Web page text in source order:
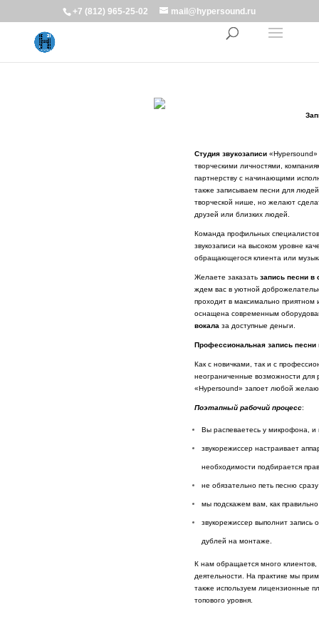
+7 (812) 965-25-02 mail@hypersound.ru
Студия звукозаписи
творческими личностями,
партнерству с начинающими
также записываем песни для
творческой нише, но желают
друзей или близких людей.
Команда профильных
звукозаписи на высоком уровне
обращающегося клиента или
Желаете заказать запись песни в
ждем вас в уютной
проходит в максимально приятном
оснащена современным
вокала за доступные деньги.
Профессиональная запись
Как с новичками, так и с
неограниченные возможности для
«Hypersound» запоет любой
Поэтапный рабочий процесс:
Вы распеваетесь у микрофона, и
звукорежиссер настраивает
необходимости подбирается
не обязательно петь песню
мы подскажем вам, как
звукорежиссер выполнит
дублей на монтаже.
К нам обращается много клиентов,
деятельности. На практике мы
также используем лицензионные
топового уровня.